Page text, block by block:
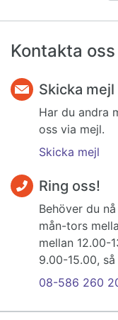
Kontakta
Skicka
Har du andra
oss via mejl.
Skicka mejl
Ring oss!
Behöver du
mån-tors
mellan 12.00-
9.00-15.00,
08-586 260